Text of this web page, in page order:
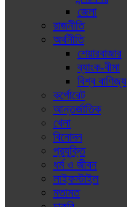
জেলা
রাজনীতি
অর্থনীতি
শেয়ারবাজার
ব্যাংক-বীমা
বিশ্ব বাণিজ্য
কর্পোরেট
আন্তর্জাতিক
খেলা
বিনোদন
প্রযুক্তি
ধর্ম ও জীবন
লাইফস্টাইল
মতামত